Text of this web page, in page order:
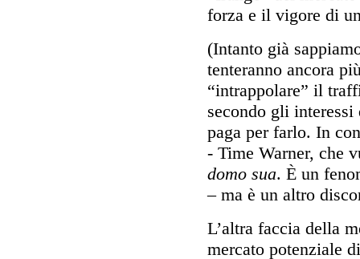
forza e il vigore di
(Intanto già
tenteranno ancora
“intrappolare” il
secondo gli
paga per farlo. In
- Time Warner, che
domo sua. È un
– ma è un altro
L’altra faccia della
mercato potenziale